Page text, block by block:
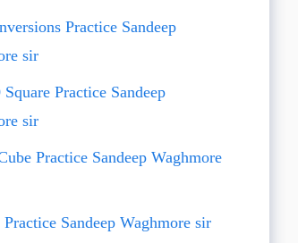
Practice Sandeep
sir
Practice Sandeep
sir
Practice Sandeep Waghmore
Sandeep Waghmore sir